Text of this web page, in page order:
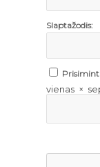
Slaptažodis:
vienas ×